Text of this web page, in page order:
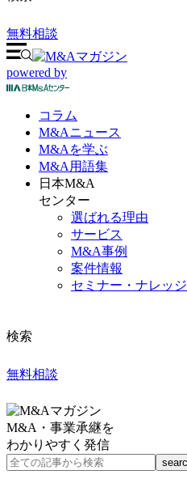
無料相談
powered by
コラム
M&Aニュース
M&Aを学ぶ
M&A 用語集
日本M&A
センター
選ばれる理由
サービス
M&A事例
案件情報
セミナー・ナレッジ
検索
無料相談
M&A・事業承継を
わかりやすく発信